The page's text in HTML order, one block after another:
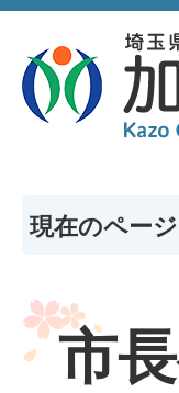
現在のページ
市